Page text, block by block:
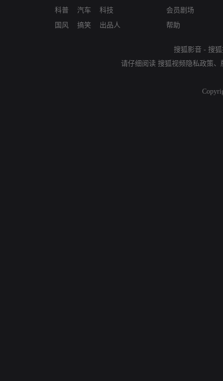
科普
国风
汽车
搞笑
科技
出品人
会员剧场
帮助
搜狐影音 - 搜
请仔细阅读 搜狐视频隐私政策、